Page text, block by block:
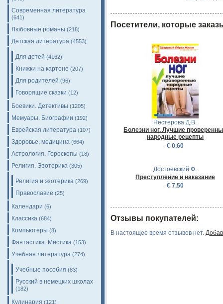
Современная литература
(641)
Любовные романы (218)
Детская литература (4553)
Для детей (4162)
Книжки на картоне (207)
Для родителей (96)
Говорящие сказки (12)
Боевики. Детективы (1205)
Мемуары. Биографии (192)
Еврейская литература (107)
Здоровье, медицина (664)
Астрология. Гороскопы (18)
Религия. Эзотерика (305)
Религия и эзотерика (269)
Православие (25)
Календари (6)
Классика (684)
Компьютеры (8)
Фантастика. Мистика (153)
Учебная литература (274)
Учебные пособия (83)
Русский в немецких школах
(182)
Кулинария (121)
Посетители, которые
Нестерова Д.В.
Болезни ног. Лучшие
народные рецепты
€ 0,60
Достоевский Ф.
Преступление и наказание
€ 7,50
Отзывы покупателей:
В настоящее время отзывов нет.